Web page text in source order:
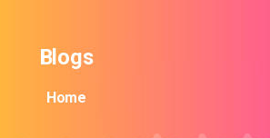
Blogs
Home